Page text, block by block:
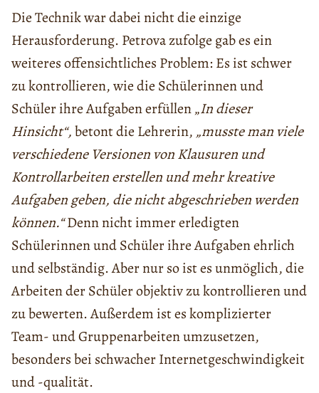
Die Technik war dabei nicht die einzige
Herausforderung. Petrova zufolge gab es ein
weiteres offensichtliches Problem: Es ist schwer
zu kontrollieren, wie die Schülerinnen und
Schüler ihre Aufgaben erfüllen „In dieser
Hinsicht“,betont die Lehrerin, „musste man viele
verschiedene Versionen von Klausuren und
Kontrollarbeiten erstellen und mehr kreative
Aufgaben geben, die nicht abgeschrieben werden
können.“Denn nicht immer erledigten
Schülerinnen und Schüler ihre Aufgaben ehrlich
und selbständig. Aber nur so ist es unmöglich, die
Arbeiten der Schüler objektiv zu kontrollieren und
zu bewerten. Außerdem ist es komplizierter
Team- und Gruppenarbeiten umzusetzen,
besonders bei schwacher Internetgeschwindigkeit
und -qualität.